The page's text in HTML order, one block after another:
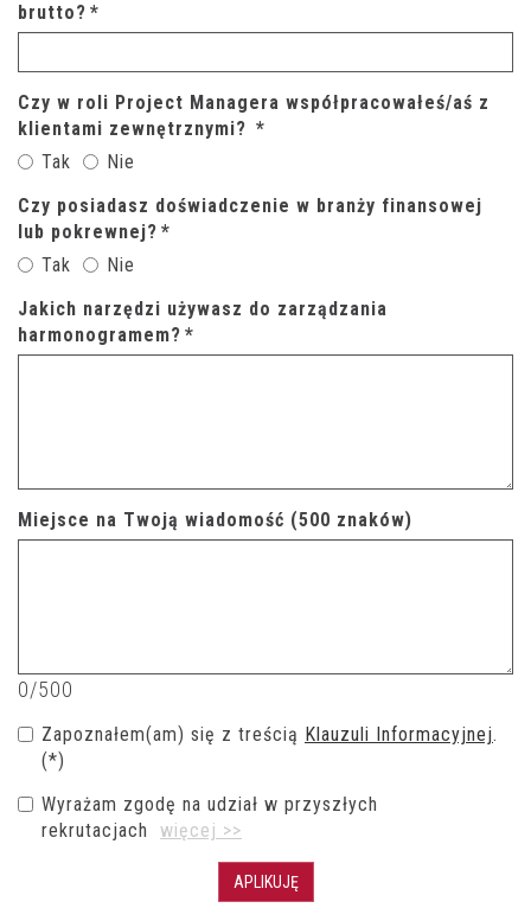
brutto? *
Czy w roli Project Managera współpracowałeś/aś z
klientami zewnętrznymi? *
Tak
Nie
Czy posiadasz doświadczenie w branży finansowej
lub pokrewnej? *
Tak
Nie
Jakich narzędzi używasz do zarządzania
harmonogramem? *
Miejsce na Twoją wiadomość (500 znaków)
0/500
Zapoznałem(am) się z treścią Klauzuli Informacyjnej.
(*)
Wyrażam zgodę na udział w przyszłych
rekrutacjach
więcej >>
APLIKUJĘ